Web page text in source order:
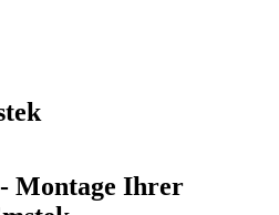
Montage Ihrer